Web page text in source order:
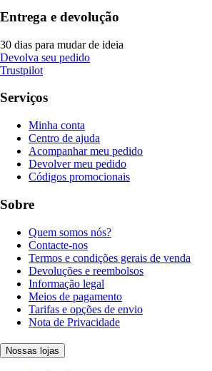
Entrega e devolução
30 dias para mudar de ideia
Devolva seu pedido
Trustpilot
Serviços
Minha conta
Centro de ajuda
Acompanhar meu pedido
Devolver meu pedido
Códigos promocionais
Sobre
Quem somos nós?
Contacte-nos
Termos e condições gerais de venda
Devoluções e reembolsos
Informação legal
Meios de pagamento
Tarifas e opções de envio
Nota de Privacidade
Nossas lojas